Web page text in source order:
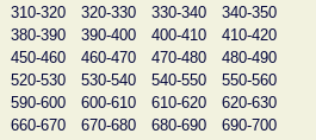
310-320 320-330 330-340
340-350
380-390 390-400 400-410
410-420
450-460 460-470 470-480
480-490
520-530 530-540 540-550
550-560
590-600 600-610 610-620
620-630
660-670 670-680 680-690
690-700